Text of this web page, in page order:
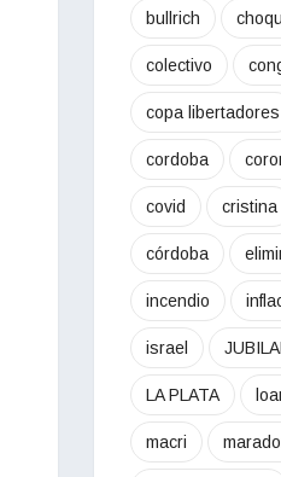
bullrich
colectivo
copa libertadores
cordoba
covid cristina
córdoba
incendio
israel
LA PLATA
macri